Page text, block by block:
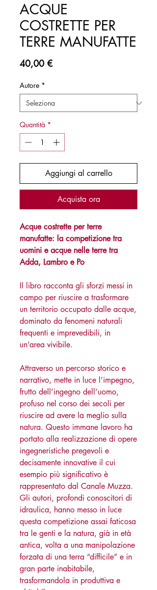
ACQUE
COSTRETTE PER
TERRE MANUFATTE
40,00 €Prezzo
Autore *
Quantità *
Aggiungi al carrello
Acquista ora
Acque costrette per terre
manufatte: la competizione tra
uomini e acque nelle terre tra
Adda, Lambro e Po
Il libro racconta gli sforzi messi in
campo per riuscire a trasformare
un territorio occupato dalle acque,
dominato da fenomeni naturali
frequenti e imprevedibili, in
un’area vivibile.
Attraverso un percorso storico e
narrativo, mette in luce l’impegno,
frutto dell’ingegno dell’uomo,
profuso nel corso dei secoli per
riuscire ad avere la meglio sulla
natura. Questo immane lavoro ha
portato alla realizzazione di opere
ingegneristiche pregevoli e
decisamente innovative il cui
esempio più significativo è
rappresentato dal Canale Muzza.
Gli autori, profondi conoscitori di
idraulica, hanno messo in luce
questa competizione assai faticosa
tra le genti e la natura, già in età
antica, volta a una manipolazione
forzata di una terra “difficile” e in
gran parte inabitabile,
trasformandola in produttiva e